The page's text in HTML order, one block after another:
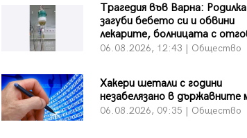
Трагедия във Варна: Родилка
загуби бебето си и обвини
лекарите, болницата с
06.08.2026, 12:43 | Общество
Хакери шетали с години
незабелязано в държавните
06.08.2026, 09:35 | Общество